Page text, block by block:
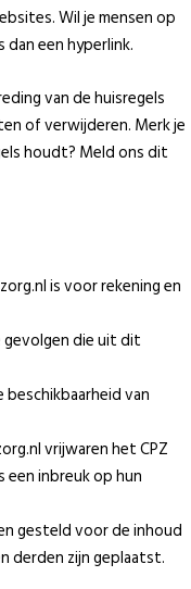
Wil je mensen op
een hyperlink.
van de huisregels
of verwijderen. Merk je
houdt? Meld ons dit
is voor rekening en
gevolgen die uit dit
van
vrijwaren het CPZ
een inbreuk op hun
gesteld voor de inhoud
derden zijn geplaatst.